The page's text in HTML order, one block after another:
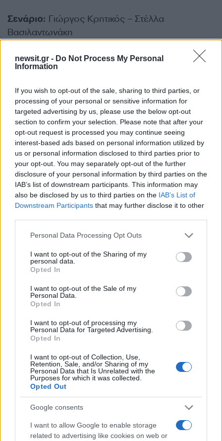
newsit.gr - Do Not Process My Personal
Information
If you wish to opt-out of the sale, sharing to third parties, or
processing of your personal or sensitive information for
targeted advertising by us, please use the below opt-out
section to confirm your selection. Please note that after your
opt-out request is processed you may continue seeing
interest-based ads based on personal information utilized by
us or personal information disclosed to third parties prior to
your opt-out. You may separately opt-out of the further
disclosure of your personal information by third parties on the
IAB’s list of downstream participants. This information may
also be disclosed by us to third parties on the IAB’s List of
Downstream Participants that may further disclose it to other
Please note that this website/app uses one or more Google
not limited to your visit or usage behaviour. You may click to
grant or deny consent to Google and its third-party tags to
use your data for below specified purposes in below Google
consent section.
Personal Data Processing Opt Outs
I want to opt-out of the Sharing of my
personal data.
Opted In
I want to opt-out of the Sale of my
Personal Data.
Opted In
I want to opt-out of processing my
Personal Data for Targeted Advertising.
Opted In
I want to opt-out of Collection, Use,
Retention, Sale, and/or Sharing of my
Personal Data that Is Unrelated with the
Purposes for which it was collected.
Opted Out
Google consents
I want to allow Google to enable storage
related to advertising like cookies on web or
Σενάριο: Γιώργος Κρητικός – Στέλλα
Βασιλαντωνάκη
Διεύθυνση φωτογραφίας:Βασίλης Μουρίκης
Σκηνογράφος:Μαρία Καραθάνου
Ενδυματολόγος:Δομνίκη Βασιαγεώργη
Μουσική:Νίκος Τερζής
ΠΑΡΑΓΩΓΗ:JK PRODUCTIONS –
ΚΑΡΑΓΙΑΝΝΗΣ ΓΙΑ ΤΗΝ ALTER EGO MEDIA –
MEGΑ
Αν τα χάσατε